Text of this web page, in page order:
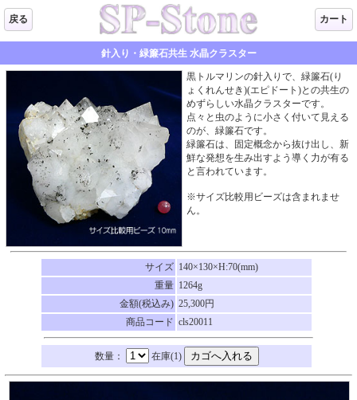
戻る カート
針入り・緑簾石共生 水晶クラスター
黒トルマリンの針入りで、緑簾石(り
ょくれんせき)(エピドート)との共生の
めずらしい水晶クラスターです。
点々と虫のように小さく付いて見える
のが、緑簾石です。
緑簾石は、固定概念から抜け出し、新
鮮な発想を生み出すよう導く力が有る
と言われています。
※サイズ比較用ビーズは含まれませ
ん。
サイズ 140×130×H:70(mm)
重量 1264g
金額(税込み) 25,300円
商品コード cls20011
数量： 在庫(1)